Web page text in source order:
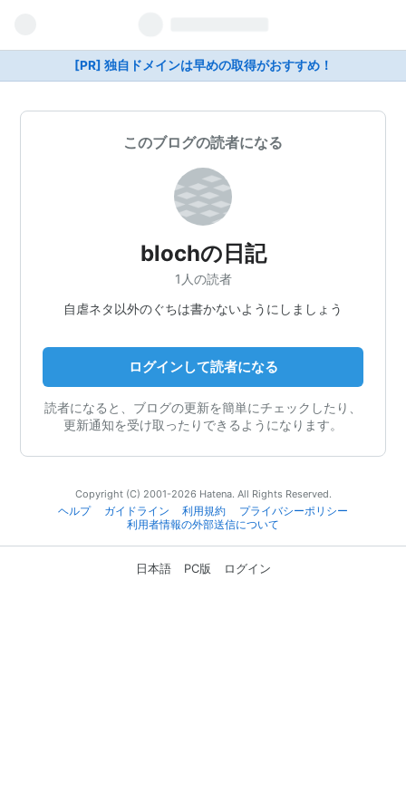
[PR] 独自ドメインは早めの取得がおすすめ！
このブログの読者になる
blochの日記
1人の読者
自虐ネタ以外のぐちは書かないようにしましょう
ログインして読者になる
読者になると、ブログの更新を簡単にチェックしたり、
更新通知を受け取ったりできるようになります。
Copyright (C) 2001-2026 Hatena. All Rights Reserved.
ヘルプ
ガイドライン 利用規約
プライバシーポリシー
利用者情報の外部送信について
日本語 PC版 ログイン